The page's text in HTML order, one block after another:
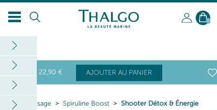
0
22,90 € AJOUTER AU PANIER
Home Visage Spiruline Boost Shooter Détox & Énergie